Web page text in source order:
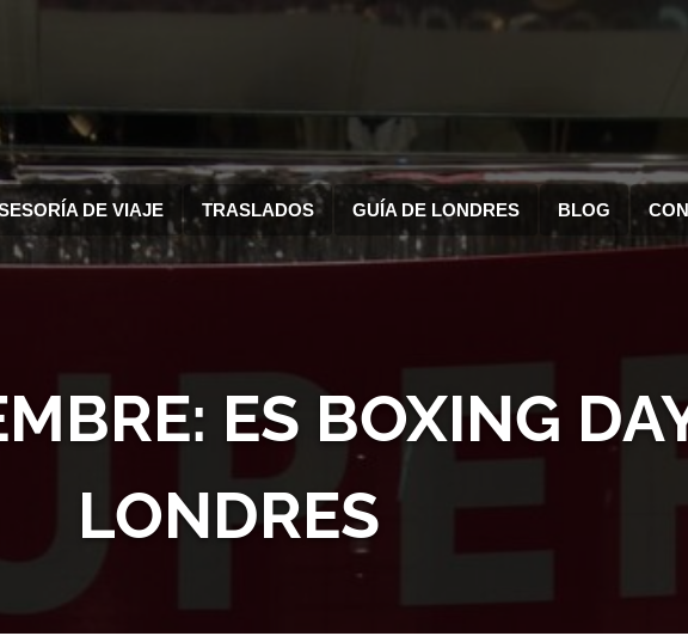
DE VIAJE TRASLADOS GUÍA DE LONDRES BLOG
ES BOXING
LONDRES